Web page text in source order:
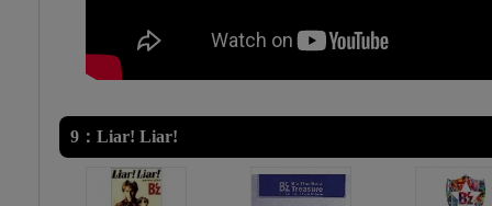
9：Liar! Liar!